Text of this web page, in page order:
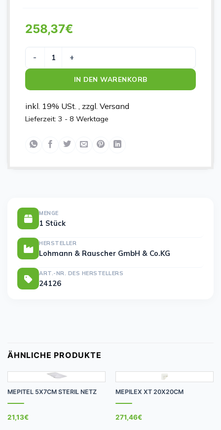
258,37€
TG GRIP 12CMX10M GR G Menge
IN DEN WARENKORB
inkl. 19% USt. , zzgl. Versand
Lieferzeit: 3 - 8 Werktage
MENGE
1 Stück
HERSTELLER
Lohmann & Rauscher GmbH & Co.KG
ART.-NR. DES HERSTELLERS
24126
ÄHNLICHE PRODUKTE
MEPITEL 5X7CM STERIL NETZ
21,13€
MEPILEX XT 20X20CM
271,46€